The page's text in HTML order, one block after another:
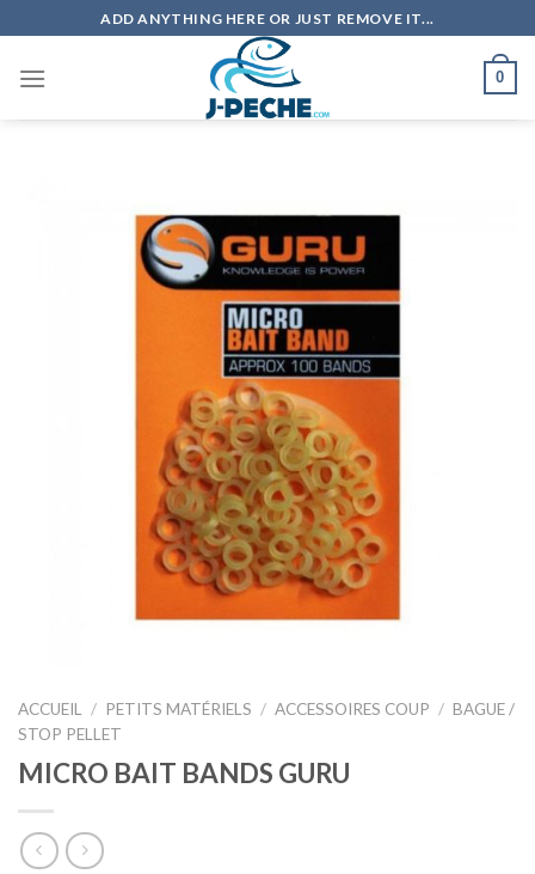
to
content
ADD ANYTHING HERE OR JUST REMOVE IT...
0
ACCUEIL / PETITS MATÉRIELS / ACCESSOIRES COUP / BAGUE /
STOP PELLET
MICRO BAIT BANDS GURU